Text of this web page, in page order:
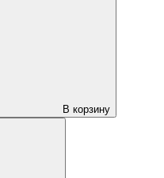
В корзину